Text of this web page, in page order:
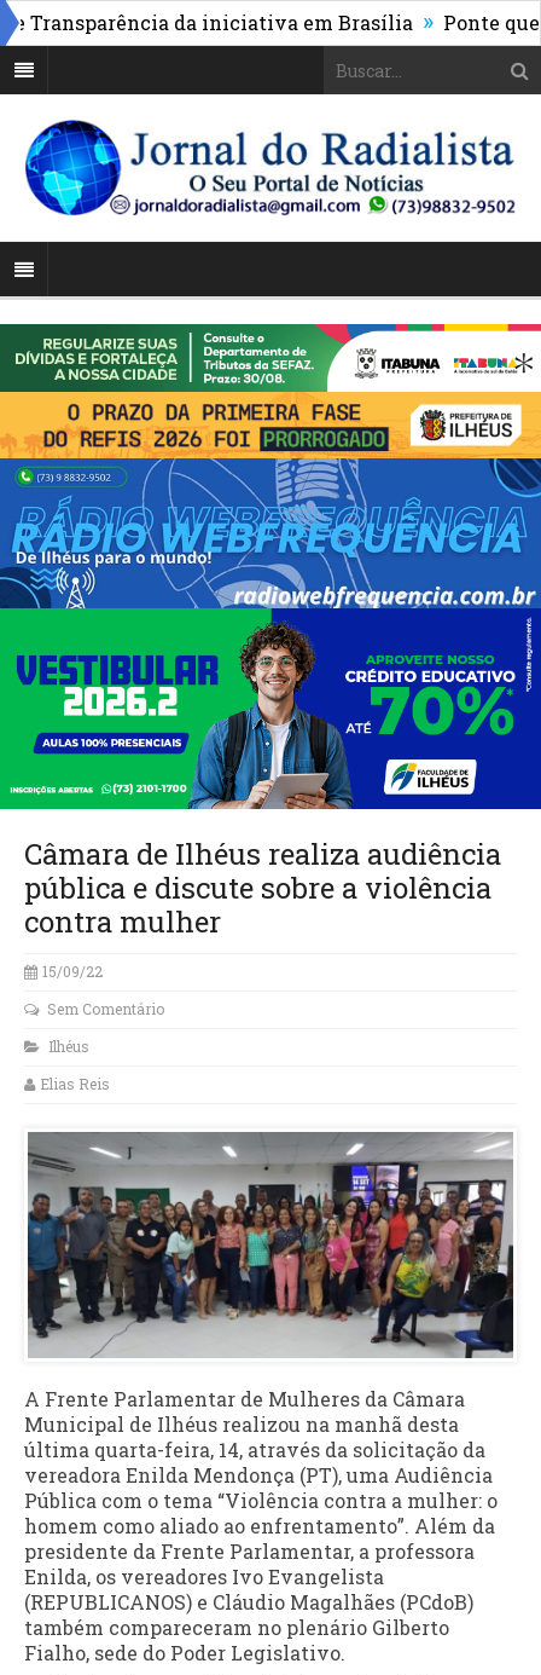
da iniciativa em Brasília » Ponte que
Câmara de Ilhéus realiza audiência
pública e discute sobre a violência
contra mulher
15/09/22
Sem Comentário
Ilhéus
Elias Reis
A Frente Parlamentar de Mulheres da Câmara
Municipal de Ilhéus realizou na manhã desta
última quarta-feira, 14, através da solicitação da
vereadora Enilda Mendonça (PT), uma Audiência
Pública com o tema “Violência contra a mulher: o
homem como aliado ao enfrentamento”. Além da
presidente da Frente Parlamentar, a professora
Enilda, os vereadores Ivo Evangelista
(REPUBLICANOS) e Cláudio Magalhães (PCdoB)
também compareceram no plenário Gilberto
Fialho, sede do Poder Legislativo.